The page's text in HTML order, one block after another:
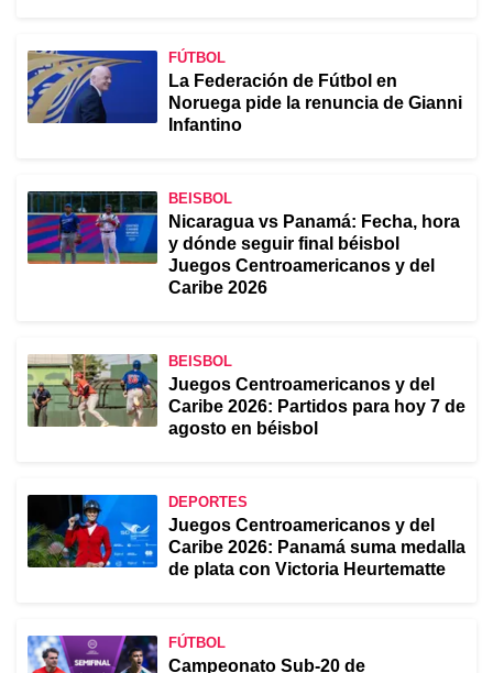
FÚTBOL
La Federación de Fútbol en
Noruega pide la renuncia de Gianni
Infantino
BEISBOL
Nicaragua vs Panamá: Fecha, hora
y dónde seguir final béisbol
Juegos Centroamericanos y del
Caribe 2026
BEISBOL
Juegos Centroamericanos y del
Caribe 2026: Partidos para hoy 7 de
agosto en béisbol
DEPORTES
Juegos Centroamericanos y del
Caribe 2026: Panamá suma medalla
de plata con Victoria Heurtematte
FÚTBOL
Campeonato Sub-20 de